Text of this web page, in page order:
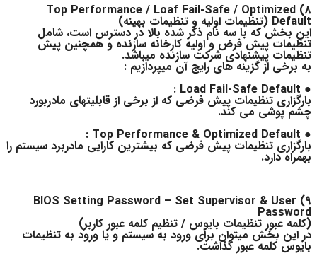
8) Top Performance / Loaf Fail-Safe / Optimized
Default (تنظیمات اولیه و تنظیمات بهینه)
این بخش که با سه نام ذکر شده بالا در دسترس است، شامل
تنظیمات پیش فرض و اولیه کارخانه سازنده و همچنین پیش
تنظیمات پیشنهادی شرکت سازنده میباشد.
به برخی از گزینه های رایج آن میپردازیم :
● Load Fail-Safe Default :
بارگزاری تنظیمات پیش فرضی که از برخی از قابلیتهای مادربورد
چشم پوشی می کند.
● Top Performance & Optimized Default :
بارگزاری تنظیمات پیش فرضی که بیشترین کارایی مادربرد سیستم را
بهمراه دارد.
9) BIOS Setting Password – Set Supervisor & User
Password
(کلمه عبور تنظیمات بایوس / تنظیم کلمه عبور کاربر)
در این بخش میتوان برای ورود به سیستم و یا ورود به تنظیمات
بایوس کلمه عبور گذاشت.